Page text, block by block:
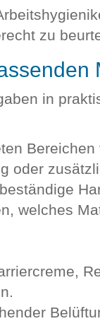
zu
in
Bereichen
oder
welches